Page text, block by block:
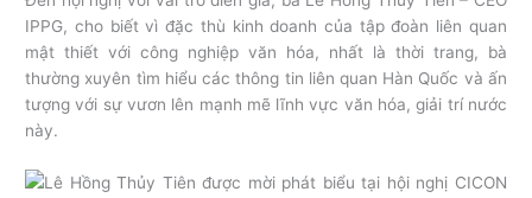
IPPG, cho biết vì đặc thù kinh doanh của tập đoàn liên quan
mật thiết với công nghiệp văn hóa, nhất là thời trang, bà
thường xuyên tìm hiểu các thông tin liên quan Hàn Quốc và ấn
tượng với sự vươn lên mạnh mẽ lĩnh vực văn hóa, giải trí nước
này.